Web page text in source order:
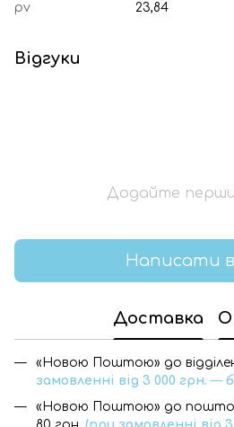
pv
23,84
Відгуки
Додайте
Написати
Доставка
«Новою Поштою» до
замовленні від 3 000 грн.—
«Новою Поштою» до